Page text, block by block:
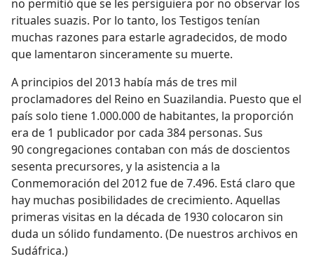
no permitió que se les persiguiera por no observar los
rituales suazis. Por lo tanto, los Testigos tenían
muchas razones para estarle agradecidos, de modo
que lamentaron sinceramente su muerte.
A principios del 2013 había más de tres mil
proclamadores del Reino en Suazilandia. Puesto que el
país solo tiene 1.000.000 de habitantes, la proporción
era de 1 publicador por cada 384 personas. Sus
90 congregaciones contaban con más de doscientos
sesenta precursores, y la asistencia a la
Conmemoración del 2012 fue de 7.496. Está claro que
hay muchas posibilidades de crecimiento. Aquellas
primeras visitas en la década de 1930 colocaron sin
duda un sólido fundamento. (De nuestros archivos en
Sudáfrica.)